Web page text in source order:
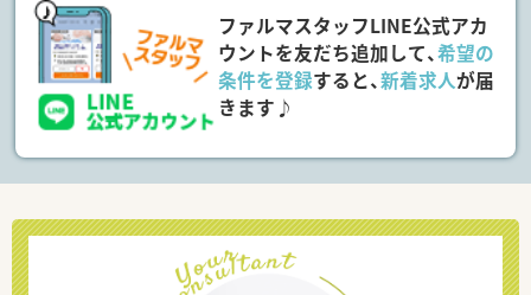
ファルマスタッフLINE公式アカ
ウントを友だち追加して、希望の
条件を登録すると、新着求人が届
きます♪